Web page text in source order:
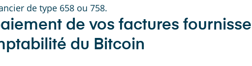
de type 658 ou 758.
de vos factures
du Bitcoin